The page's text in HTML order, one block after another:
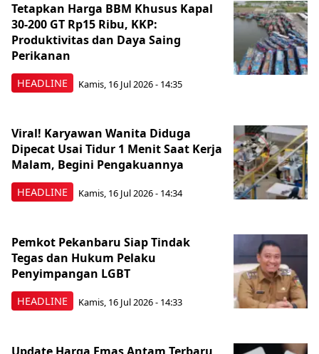
HEADLINE
Tetapkan Harga BBM Khusus Kapal
30-200 GT Rp15 Ribu, KKP:
Produktivitas dan Daya Saing
Perikanan
Kamis, 16 Jul 2026 - 14:35
HEADLINE
Viral! Karyawan Wanita Diduga
Dipecat Usai Tidur 1 Menit Saat Kerja
Malam, Begini Pengakuannya
Kamis, 16 Jul 2026 - 14:34
HEADLINE
Pemkot Pekanbaru Siap Tindak
Tegas dan Hukum Pelaku
Penyimpangan LGBT
Kamis, 16 Jul 2026 - 14:33